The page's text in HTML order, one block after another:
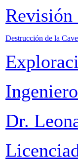
Revisión
Destrucción de la
Dr.